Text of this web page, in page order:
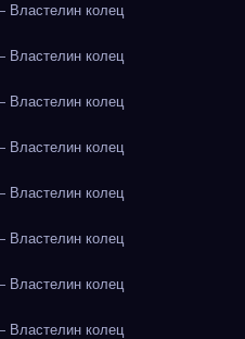
колец
колец
колец
колец
колец
колец
колец
колец